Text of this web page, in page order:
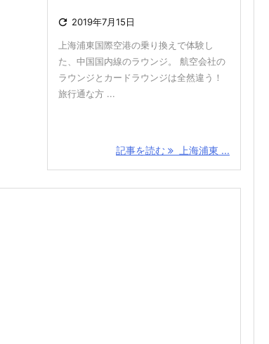
 2019年7月15日
上海浦東国際空港の乗り換えで体験し
た、中国国内線のラウンジ。 航空会社の
ラウンジとカードラウンジは全然違う！
旅行通な方 ...
記事を読む 上海浦東 ...